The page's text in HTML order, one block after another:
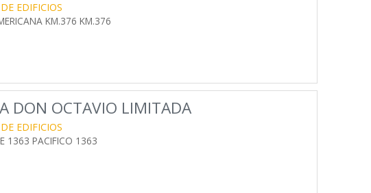
EDIFICIOS
KM.376 KM.376
DON OCTAVIO LIMITADA
EDIFICIOS
1363 PACIFICO 1363